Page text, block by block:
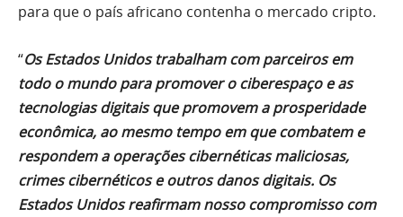
para que o país africano contenha o mercado cripto.
“Os Estados Unidos trabalham com parceiros em
todo o mundo para promover o ciberespaço e as
tecnologias digitais que promovem a prosperidade
econômica, ao mesmo tempo em que combatem e
respondem a operações cibernéticas maliciosas,
crimes cibernéticos e outros danos digitais. Os
Estados Unidos reafirmam nosso compromisso com